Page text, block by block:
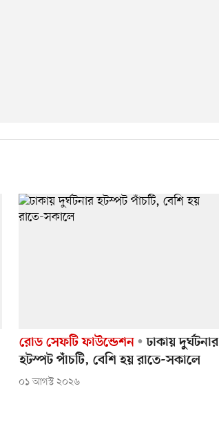
রোড সেফটি ফাউন্ডেশন
ঢাকায় দুর্ঘটনার
হটস্পট পাঁচটি, বেশি হয় রাতে-সকালে
০১ আগস্ট ২০২৬